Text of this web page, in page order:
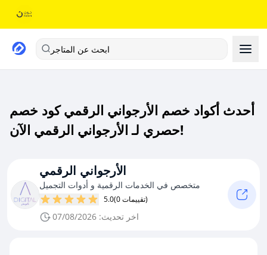
ابحث عن المتاجر
أحدث أكواد خصم الأرجواني الرقمي كود خصم
حصري لـ الأرجواني الرقمي الآن!
الأرجواني الرقمي
متخصص في الخدمات الرقمية و أدوات التجميل
5.0 (0 تقييمات)
اخر تحديث: 07/08/2026